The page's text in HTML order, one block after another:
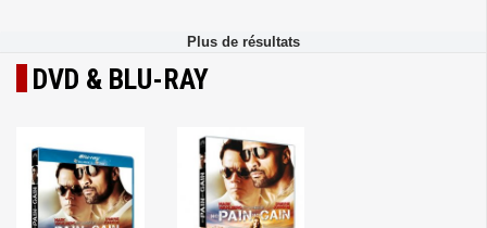
DVD & BLU-RAY